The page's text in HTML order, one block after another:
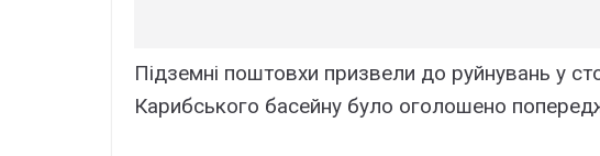
Підземні поштовхи призвели до руйнувань у
Карибського басейну було оголошено